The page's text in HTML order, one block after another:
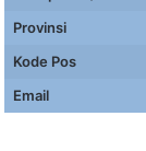
Provinsi
Kode Pos
Email